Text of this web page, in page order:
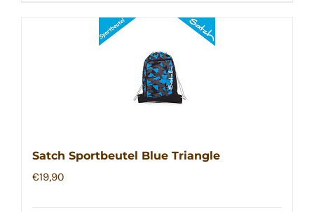
Satch Sportbeutel Blue Triangle
€19,90